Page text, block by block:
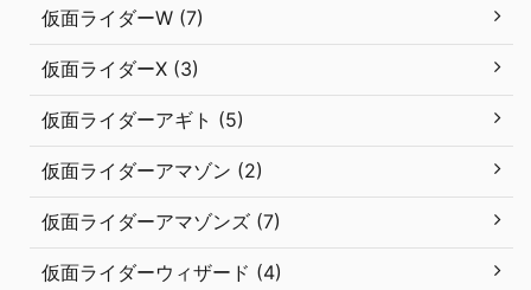
仮面ライダーW (7)
仮面ライダーX (3)
仮面ライダーアギト (5)
仮面ライダーアマゾン (2)
仮面ライダーアマゾンズ (7)
仮面ライダーウィザード (4)